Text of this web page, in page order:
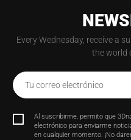
Every Wednesday, receive a
the world
Tu correo electrónico
Al suscribirme, permito que
electrónico para enviarme
en cualquier momento. ¡No